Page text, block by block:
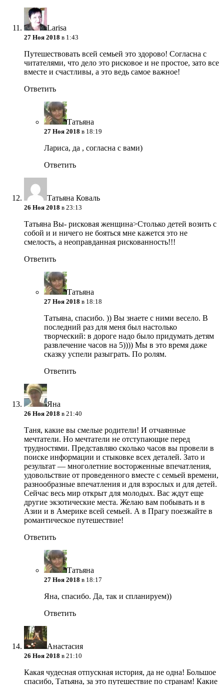
Larisa
27 Ноя 2018 в 1:43
Путешествовать всей семьей это здорово! Согласна с
читателями, что дело это рисковое и не простое, зато все
вместе и счастливы, а это ведь самое важное!
Ответить
Татьяна
27 Ноя 2018 в 18:19
Лариса, да , согласна с вами)
Ответить
Татьяна Коваль
26 Ноя 2018 в 23:13
Татьяна Вы- рисковая женщина>Столько детей возить с
собой и и ничего не бояться мне кажется это не
смелость, а неоправданная рискованность!!!
Ответить
Татьяна
27 Ноя 2018 в 18:18
Татьяна, спасибо. )) Вы знаете с ними весело. В
последний раз для меня был настолько
творческий: в дороге надо было придумать детям
развлечение часов на 5)))) Мы в это время даже
сказку успели разыграть. По ролям.
Ответить
Яна
26 Ноя 2018 в 21:40
Таня, какие вы смелые родители! И отчаянные
мечтатели. Но мечтатели не отступающие перед
трудностями. Представляю сколько часов вы провели в
поиске информации и стыковке всех деталей. Зато и
результат — многолетние восторженные впечатления,
удовольствие от проведенного вместе с семьей времени,
разнообразные впечатления и для взрослых и для детей.
Сейчас весь мир открыт для молодых. Вас ждут еще
другие экзотические места. Желаю вам побывать и в
Азии и в Америке всей семьей. А в Прагу поезжайте в
романтическое путешествие!
Ответить
Татьяна
27 Ноя 2018 в 18:17
Яна, спасибо. Да, так и спланируем))
Ответить
Анастасия
26 Ноя 2018 в 21:10
Какая чудесная отпускная история, да не одна! Большое
спасибо, Татьяна, за это путешествие по странам! Какие